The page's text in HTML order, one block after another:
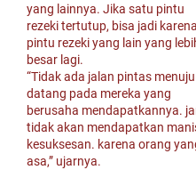
yang lainnya. Jika satu pintu
rezeki tertutup, bisa jadi
pintu rezeki yang lain yang
besar lagi.
“Tidak ada jalan pintas
datang pada mereka yang
berusaha mendapatkannya.
tidak akan mendapatkan
kesuksesan. karena orang
asa,” ujarnya.